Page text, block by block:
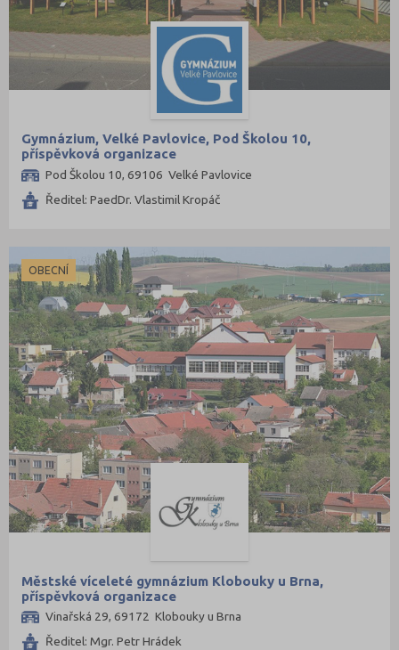
Gymnázium, Velké Pavlovice, Pod Školou 10,
příspěvková organizace
Pod Školou 10, 69106 Velké Pavlovice
Ředitel: PaedDr. Vlastimil Kropáč
OBECNÍ
Městské víceleté gymnázium Klobouky u Brna,
příspěvková organizace
Vinařská 29, 69172 Klobouky u Brna
Ředitel: Mgr. Petr Hrádek